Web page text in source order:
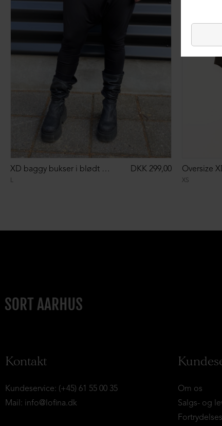
L
XD baggy bukser i blødt materiale DKK 299,00
XS
Kontakt
Kundeservice: (+45) 61 55 00 35
Mail: info@lofina.dk
Om os
Salgs- og